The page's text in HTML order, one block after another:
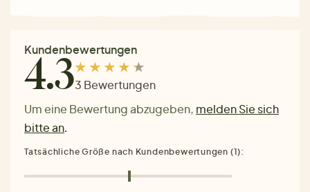
Kundenbewertungen
4.33 Bewertungen
Um eine Bewertung abzugeben, melden Sie sich
bitte an.
Tatsächliche Größe nach Kundenbewertungen (1):